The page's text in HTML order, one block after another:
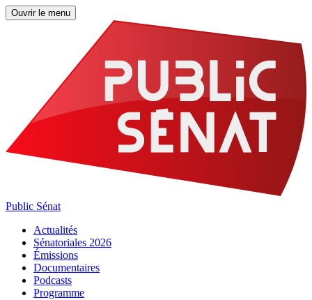
Ouvrir le menu
Public Sénat
Actualités
Sénatoriales 2026
Émissions
Documentaires
Podcasts
Programme